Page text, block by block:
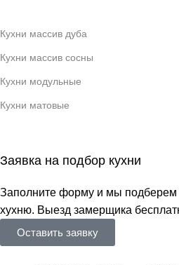
Кухни массив дуба
Кухни массив сосны
Кухни модульные
Кухни матовые
Заявка на подбор кухни
Заполните форму и мы
хухню. Выезд замерщика
Оставить заявку